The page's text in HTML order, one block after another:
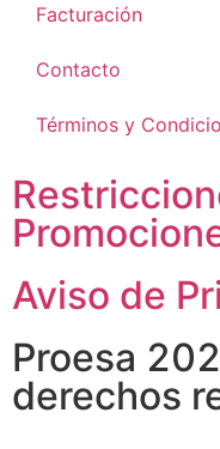
Facturación
Contacto
Términos y
Aviso de
Proesa
derechos